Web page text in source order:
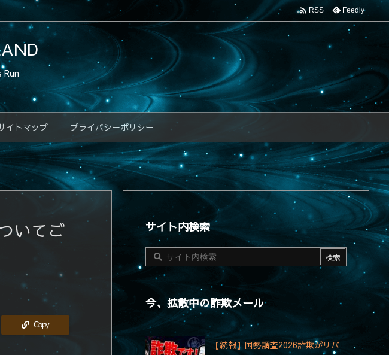
Run
イトマップ プライバシーポリシー
 RSS Feedly
いてご
Copy
サイト内検索
今、拡散中の詐欺メール
【続報】国勢調査2026詐欺がリバ